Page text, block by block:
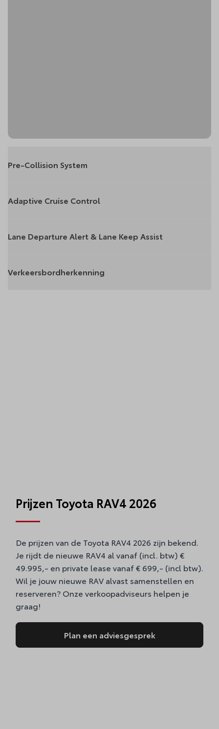
Pre-Collision System
Adaptive Cruise Control
Lane Departure Alert & Lane Keep Assist
Verkeersbordherkenning
Prijzen Toyota RAV4 2026
De prijzen van de Toyota RAV4 2026 zijn bekend.
Je rijdt de nieuwe RAV4 al vanaf (incl. btw) €
49.995,- en private lease vanaf € 699,- (incl btw).
Wil je jouw nieuwe RAV alvast samenstellen en
reserveren? Onze verkoopadviseurs helpen je
graag!
Plan een adviesgesprek